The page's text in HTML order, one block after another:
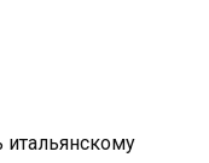
итальянскому